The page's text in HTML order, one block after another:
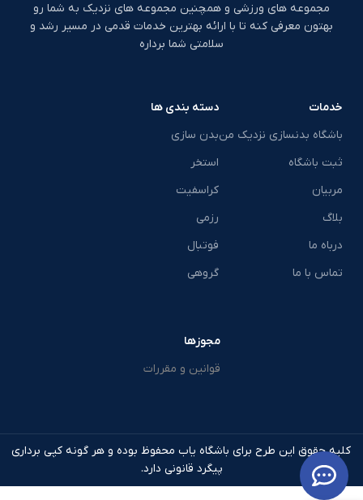
مجموعه های ورزشی و همچنین مجموعه های نزدیک به شما رو
بهتون معرفی کنه تا با ارائه بهترین خدمات قدمی در مسیر رشد و
سلامتی شما برداره
خدمات
باشگاه بدنسازی نزدیک من
ثبت باشگاه
مربیان
بلاگ
درباه ما
تماس با ما
دسته بندی ها
بدن سازی
استخر
کراسفیت
رزمی
فوتبال
گروهی
مجوزها
قوانین و مقررات
کلیه حقوق این طرح برای باشگاه یاب محفوظ بوده و هر گونه کپی برداری
پیگرد قانونی دارد.